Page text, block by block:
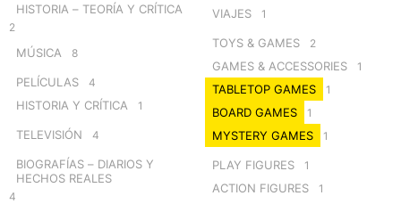
HISTORIA – TEORÍA Y CRÍTICA
2
MÚSICA 8
PELÍCULAS 4
HISTORIA Y CRÍTICA 1
TELEVISIÓN 4
BIOGRAFÍAS – DIARIOS Y
HECHOS REALES
4
VIAJES 1
TOYS & GAMES 2
GAMES & ACCESSORIES 1
TABLETOP GAMES 1
BOARD GAMES 1
MYSTERY GAMES 1
PLAY FIGURES 1
ACTION FIGURES 1